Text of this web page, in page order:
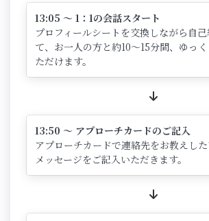
13:05 ～ 1：1の会話スタート
プロフィールシートを交換しながら自
て、お一人の方と約10～15分間、ゆっ
ただけます。
13:50 ～ アプローチカードのご記入
アプローチカードで連絡先をお教えし
メッセージをご記入いただきます。